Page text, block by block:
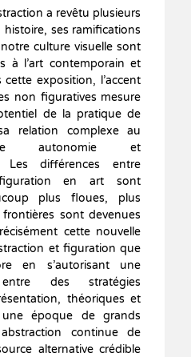
a revêtu plusieurs
ses ramifications
culture visuelle sont
à l’art contemporain et
exposition, l’accent
non figuratives mesure
de la pratique de
relation complexe au
autonomie et
Les différences entre
en art sont
plus floues, plus
sont devenues
cette nouvelle
et figuration que
en s’autorisant une
entre des stratégies
théoriques et
époque de grands
continue de
alternative crédible